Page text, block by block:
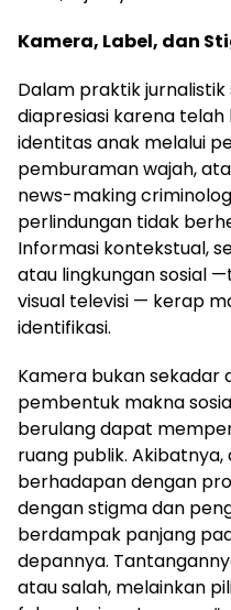
Kamera, Label, dan
Dalam praktik
diapresiasi karena
identitas anak melalui
pemburaman wajah,
news-making
perlindungan tidak
Informasi kontekstual,
atau lingkungan sosial
visual televisi — kerap
identifikasi.
Kamera bukan sekadar
pembentuk makna
berulang dapat
ruang publik.
berhadapan dengan
dengan stigma dan
berdampak panjang
depannya.
atau salah, melainkan